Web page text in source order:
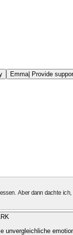
Emma| Provide
Aber dann dachte ich,
unvergleichliche